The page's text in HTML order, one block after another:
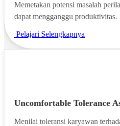
Memetakan potensi masalah
dapat mengganggu produktivitas.
Pelajari Selengkapnya
Uncomfortable Tolerance
Menilai toleransi karyawan